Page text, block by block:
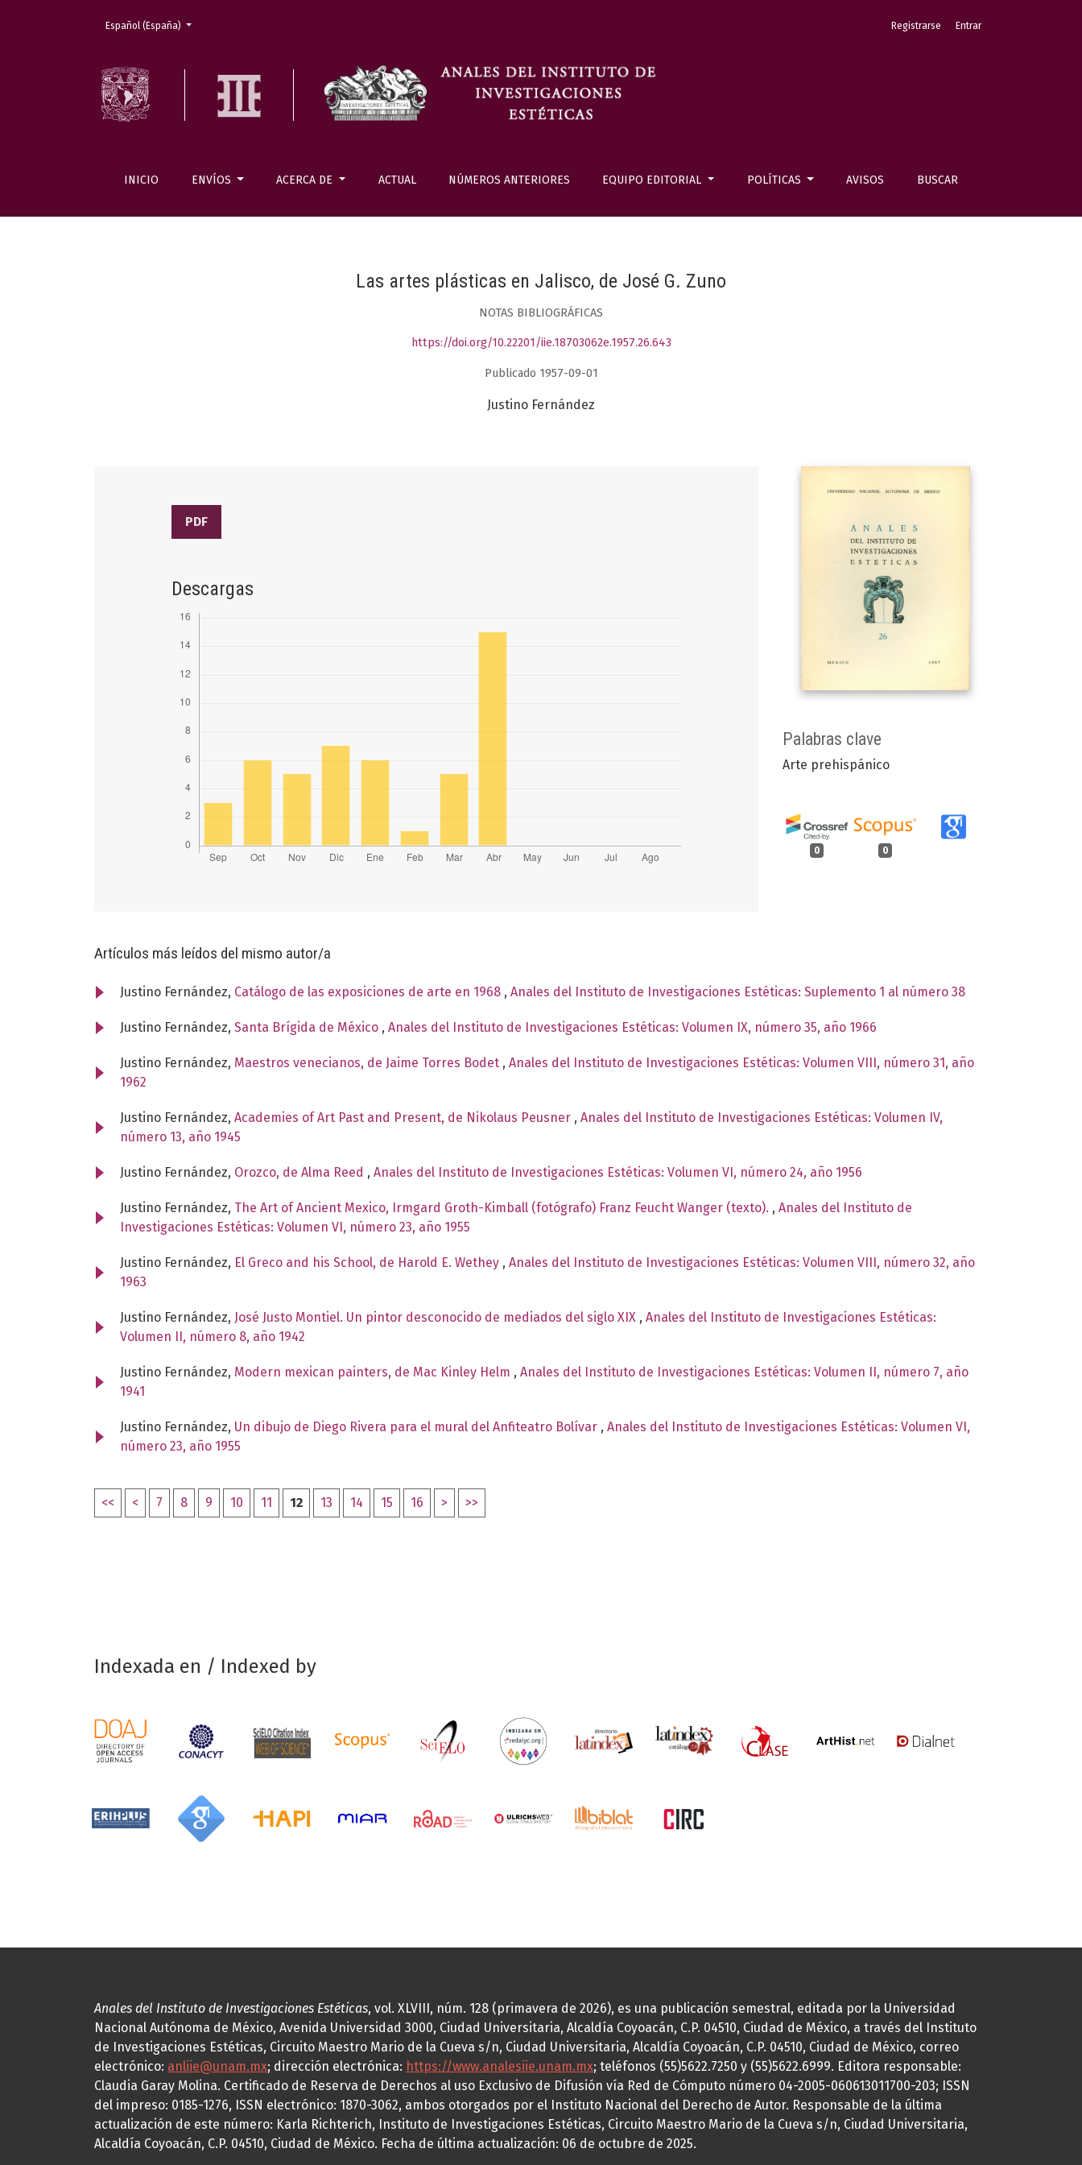
INICIO ENVÍOS ACERCA DE ACTUAL NÚMEROS ANTERIORES EQUIPO EDITORIAL POLÍTICAS AVISOS BUSCAR
Registrarse Entrar
Cambiar el idioma. El actual es:
Español (España)
Las artes plásticas en Jalisco, de José G. Zuno
NOTAS BIBLIOGRÁFICAS
https://doi.org/10.22201/iie.18703062e.1957.26.643
Publicado 1957-09-01
Justino Fernández
Palabras clave
Arte prehispánico
0 0
PDF
Descargas
Artículos más leídos del mismo autor/a
Justino Fernández, Catálogo de las exposiciones de arte en 1968 , Anales del Instituto de Investigaciones Estéticas: Suplemento 1 al número 38
Justino Fernández, Santa Brígida de México , Anales del Instituto de Investigaciones Estéticas: Volumen IX, número 35, año 1966
Justino Fernández, Maestros venecianos, de Jaime Torres Bodet , Anales del Instituto de Investigaciones Estéticas: Volumen VIII, número 31, año
1962
Justino Fernández, Academies of Art Past and Present, de Nikolaus Peusner , Anales del Instituto de Investigaciones Estéticas: Volumen IV,
número 13, año 1945
Justino Fernández, Orozco, de Alma Reed , Anales del Instituto de Investigaciones Estéticas: Volumen VI, número 24, año 1956
Justino Fernández, The Art of Ancient Mexico, Irmgard Groth-Kimball (fotógrafo) Franz Feucht Wanger (texto). , Anales del Instituto de
Investigaciones Estéticas: Volumen VI, número 23, año 1955
Justino Fernández, El Greco and his School, de Harold E. Wethey , Anales del Instituto de Investigaciones Estéticas: Volumen VIII, número 32, año
1963
Justino Fernández, José Justo Montiel. Un pintor desconocido de mediados del siglo XIX , Anales del Instituto de Investigaciones Estéticas:
Volumen II, número 8, año 1942
Justino Fernández, Modern mexican painters, de Mac Kinley Helm , Anales del Instituto de Investigaciones Estéticas: Volumen II, número 7, año
1941
Justino Fernández, Un dibujo de Diego Rivera para el mural del Anfiteatro Bolívar , Anales del Instituto de Investigaciones Estéticas: Volumen VI,
número 23, año 1955
<< < 7 8 9 10 11 12 13 14 15 16 > >>
Indexada en / Indexed by
Anales del Instituto de Investigaciones Estéticas, vol. XLVIII, núm. 128 (primavera de 2026), es una publicación semestral, editada por la Universidad
Nacional Autónoma de México, Avenida Universidad 3000, Ciudad Universitaria, Alcaldía Coyoacán, C.P. 04510, Ciudad de México, a través del Instituto
de Investigaciones Estéticas, Circuito Maestro Mario de la Cueva s/n, Ciudad Universitaria, Alcaldía Coyoacán, C.P. 04510, Ciudad de México, correo
electrónico: anliie@unam.mx; dirección electrónica: https://www.analesiie.unam.mx; teléfonos (55)5622.7250 y (55)5622.6999. Editora responsable:
Claudia Garay Molina. Certificado de Reserva de Derechos al uso Exclusivo de Difusión vía Red de Cómputo número 04-2005-060613011700-203; ISSN
del impreso: 0185-1276, ISSN electrónico: 1870-3062, ambos otorgados por el Instituto Nacional del Derecho de Autor. Responsable de la última
actualización de este número: Karla Richterich, Instituto de Investigaciones Estéticas, Circuito Maestro Mario de la Cueva s/n, Ciudad Universitaria,
Alcaldía Coyoacán, C.P. 04510, Ciudad de México. Fecha de última actualización: 06 de octubre de 2025.